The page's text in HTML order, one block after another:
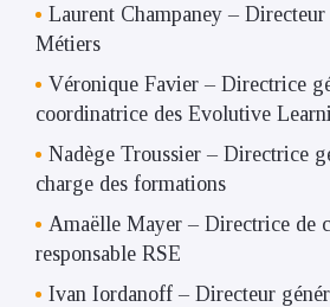
Laurent Champaney –
Métiers
Véronique Favier – Directrice
coordinatrice des Evolutive
Nadège Troussier – Directrice
charge des formations
Amaëlle Mayer – Directrice de
responsable RSE
Ivan Iordanoff – Directeur